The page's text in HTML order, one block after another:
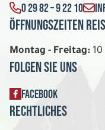
0 29 82 – 9 22 10
Öffnungszeiten
Montag - Freitag:
Folgen Sie uns
FACEBOOK
Rechtliches